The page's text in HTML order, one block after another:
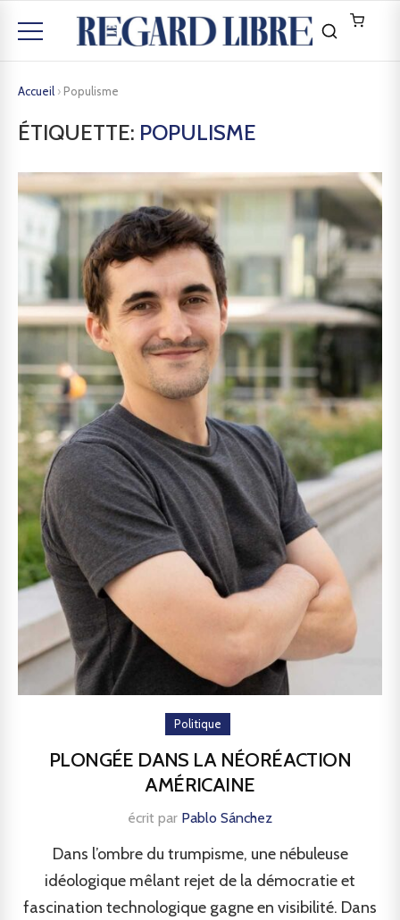
Accueil › Populisme
ÉTIQUETTE: POPULISME
Politique
PLONGÉE DANS LA NÉORÉACTION
AMÉRICAINE
écrit par Pablo Sánchez
Dans l’ombre du trumpisme, une nébuleuse
idéologique mêlant rejet de la démocratie et
fascination technologique gagne en visibilité. Dans